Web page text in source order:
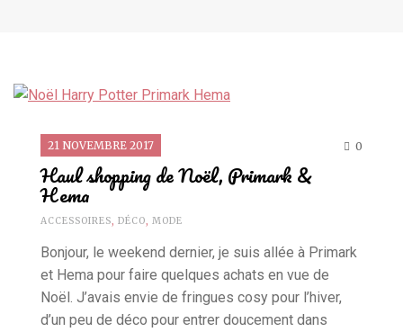
21 NOVEMBRE 2017 0
Haul shopping de Noël, Primark &
Hema
ACCESSOIRES DÉCO MODE
Bonjour, le weekend dernier, je suis allée à Primark
et Hema pour faire quelques achats en vue de
Noël. J’avais envie de fringues cosy pour l’hiver,
d’un peu de déco pour entrer doucement dans